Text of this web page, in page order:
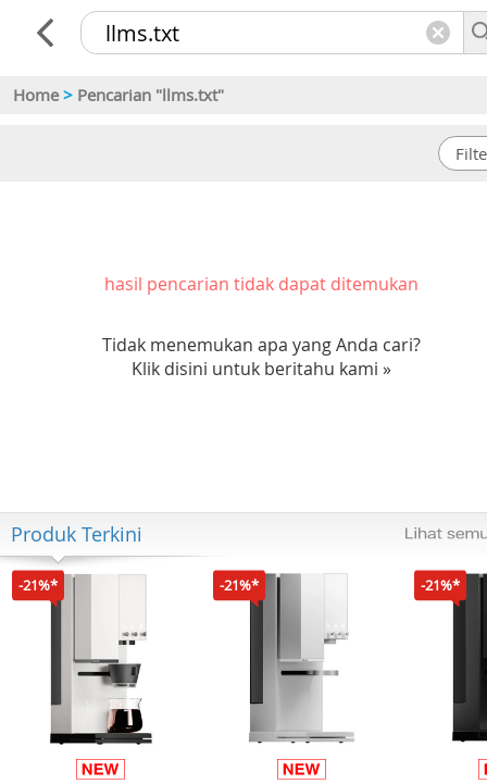
Home > Pencarian "llms.txt"
hasil pencarian tidak dapat ditemukan
Tidak menemukan apa yang Anda cari?
Klik disini untuk beritahu kami »
Produk Terkini
-21%* -21%* -21%*